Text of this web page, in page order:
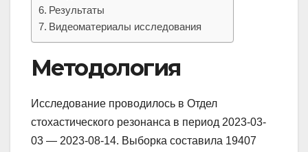
Результаты
Видеоматериалы исследования
Методология
Исследование проводилось в Отдел
стохастического резонанса в период 2023-03-
03 — 2023-08-14. Выборка составила 19407